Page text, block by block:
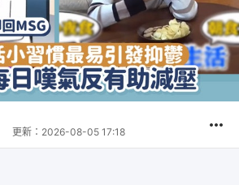
更新： 2026-08-05 17:18